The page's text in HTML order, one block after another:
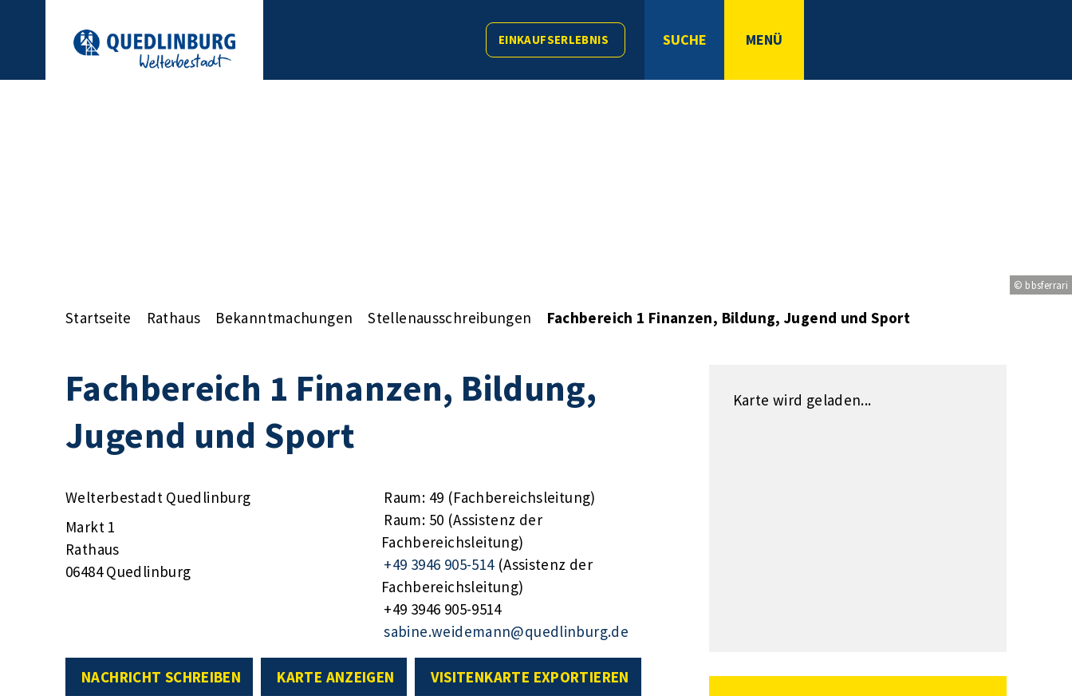
EINKAUFSERLEBNIS SUCHE MENÜ
© bbsferrari
Startseite Rathaus Bekanntmachungen Stellenausschreibungen Fachbereich 1 Finanzen, Bildung, Jugend und Sport
Fachbereich 1 Finanzen, Bildung,
Jugend und Sport
Welterbestadt Quedlinburg
Markt 1
Rathaus
06484 Quedlinburg
Raum: 49 (Fachbereichsleitung)
Raum: 50 (Assistenz der
Fachbereichsleitung)
+49 3946 905-514(Assistenz der
Fachbereichsleitung)
+49 3946 905-9514
sabine.weidemann@quedlinburg.de
NACHRICHT SCHREIBEN KARTE ANZEIGEN VISITENKARTE EXPORTIEREN
Karte wird geladen...